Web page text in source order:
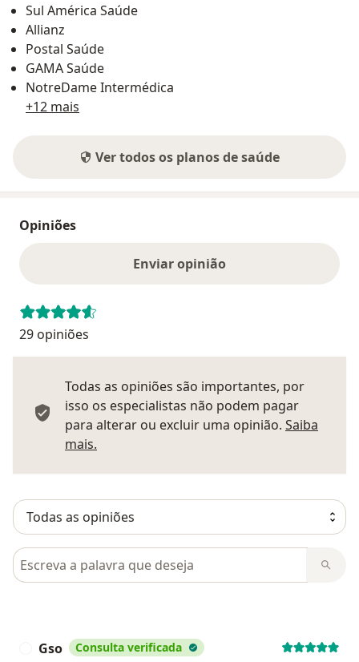
Sul América Saúde
Allianz
Postal Saúde
GAMA Saúde
NotreDame Intermédica
+12 mais
Ver todos os planos de saúde
Opiniões
Enviar opinião
29 opiniões
Todas as opiniões são importantes, por
isso os especialistas não podem pagar
para alterar ou excluir uma opinião. Saiba
mais.
Pesquisar em opiniões
Gso Consulta verificada